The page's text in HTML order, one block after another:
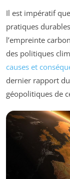
Il est impératif
pratiques
l’empreinte
des politiques
causes et
dernier rapport du
géopolitiques de